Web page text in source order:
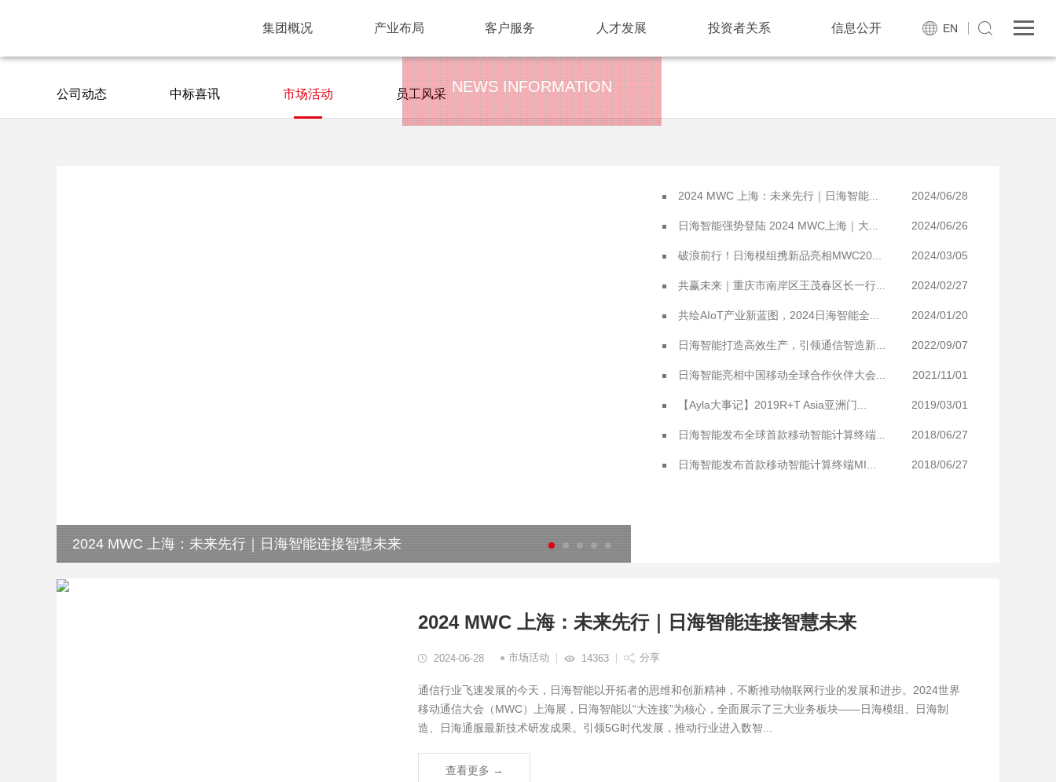
EN
集团概况 产业布局 客户服务 人才发展 投资者关系 信息公开
新闻资讯
NEWS INFORMATION
公司动态 中标喜讯 市场活动 员工风采
2024 MWC 上海：未来先行｜日海智能连接智慧未来
2024 MWC 上海：未来先行｜日海智能... 2024/06/28
日海智能强势登陆 2024 MWC上海｜大... 2024/06/26
破浪前行！日海模组携新品亮相MWC20... 2024/03/05
共赢未来｜重庆市南岸区王茂春区长一行... 2024/02/27
共绘AIoT产业新蓝图，2024日海智能全... 2024/01/20
日海智能打造高效生产，引领通信智造新... 2022/09/07
日海智能亮相中国移动全球合作伙伴大会... 2021/11/01
【Ayla大事记】2019R+T Asia亚洲门... 2019/03/01
日海智能发布全球首款移动智能计算终端... 2018/06/27
日海智能发布首款移动智能计算终端MI... 2018/06/27
2024 MWC 上海：未来先行｜日海智能连接智慧未来
2024-06-28 市场活动 14363 分享
通信行业飞速发展的今天，日海智能以开拓者的思维和创新精神，不断推动物联网行业的发展和进步。2024世界
移动通信大会（MWC）上海展，日海智能以“大连接”为核心，全面展示了三大业务板块——日海模组、日海制
造、日海通服最新技术研发成果。引领5G时代发展，推动行业进入数智...
查看更多 →